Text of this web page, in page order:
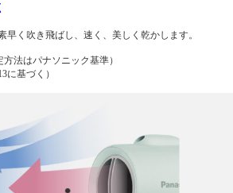
く吹き飛ばし、速く、美しく乾かします。
法はパナソニック基準）
に基づく）